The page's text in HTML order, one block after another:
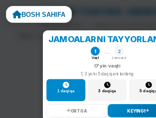
BOSH SAHIFA
ARQON TORTISH:
To'g'ri javob — arqon siz tomonga
Noto'g'ri javob — arqon raqib tomonga
yangi savol chiqadi.
JAMOALARNI
1
Vaqt
2
Jamoalar
O'yin vaqti
1, 3 yoki 5 daqiqani tanlang
1 daqiqa 3 daqiqa 5
ORTGA KEYINGI